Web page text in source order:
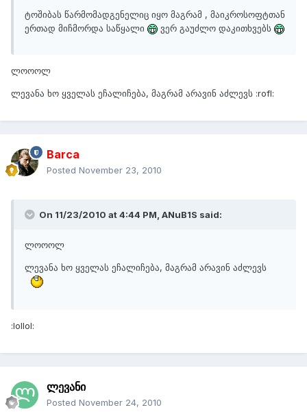
ტოშიბას წარმომადგენელიც იყო მაგრამ , მაიკროსოფტთან
ერთად მიჩმორდა საწყალი
ვერ გაუძლო დაკითხვებს
ლოოოლ
ლევანა ხო ყველას ეჩალიჩება, მაგრამ არავინ აძლევს :rofl:
Barca
Posted November 23, 2010
On 11/23/2010 at 4:44 PM, ANuB1S said:
ლოოოლ
ლევანა ხო ყველას ეჩალიჩება, მაგრამ არავინ აძლევს
:lollol:
ლევანი
Posted November 24, 2010